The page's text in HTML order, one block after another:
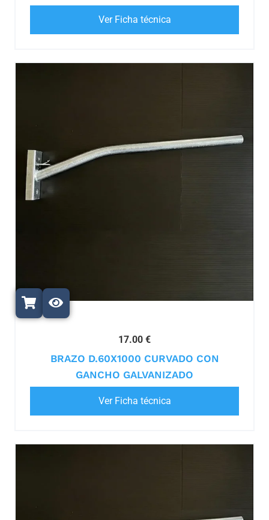
Ver Ficha técnica
17.00 €
BRAZO D.60X1000 CURVADO CON
GANCHO GALVANIZADO
Ver Ficha técnica